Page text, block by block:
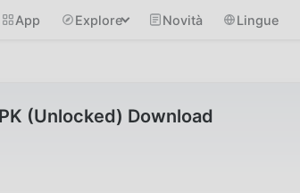
App Explore Novità Lingue
(Unlocked) Download